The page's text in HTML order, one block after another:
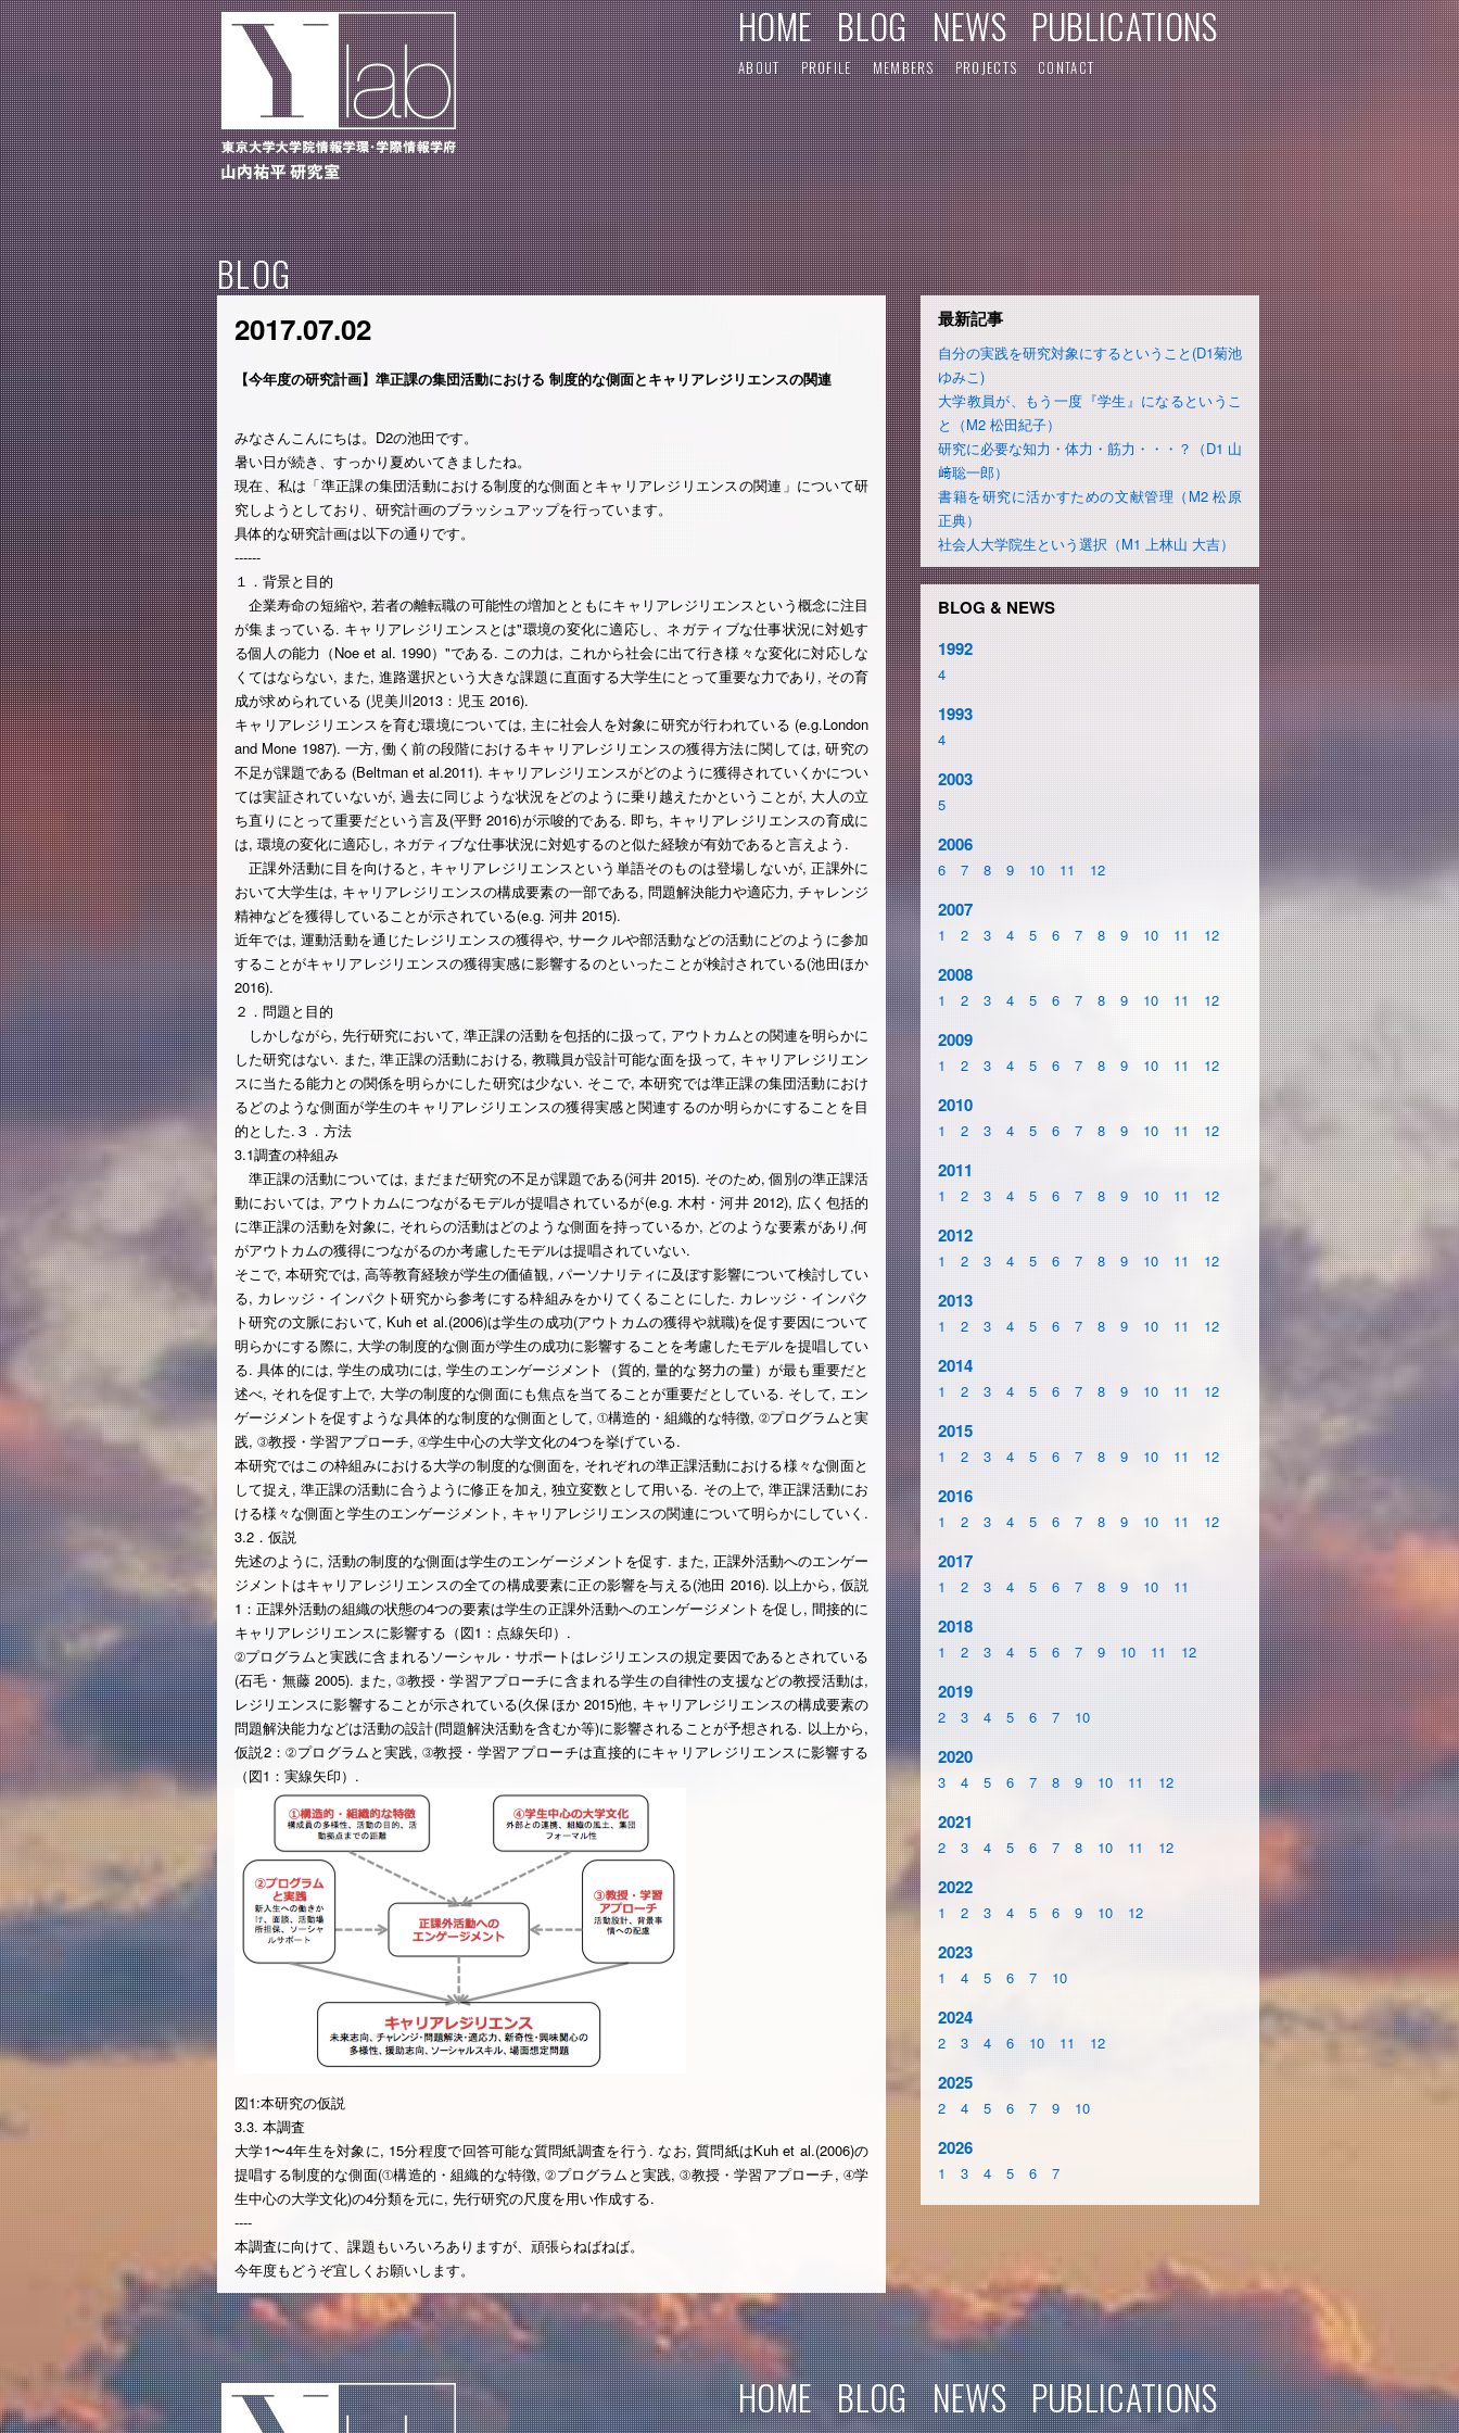
HOME BLOG NEWS PUBLICATIONS
ABOUT PROFILE MEMBERS PROJECTS CONTACT
BLOG
2017.07.02
【今年度の研究計画】準正課の集団活動における 制度的な側面とキャリアレジリエンスの関連
みなさんこんにちは。D2の池田です。
暑い日が続き、すっかり夏めいてきましたね。
現在、私は「準正課の集団活動における制度的な側面とキャリアレジリエンスの関連」について研
究しようとしており、研究計画のブラッシュアップを行っています。
具体的な研究計画は以下の通りです。
------
１．背景と目的
企業寿命の短縮や, 若者の離転職の可能性の増加とともにキャリアレジリエンスという概念に注目
が集まっている. キャリアレジリエンスとは"環境の変化に適応し、ネガティブな仕事状況に対処す
る個人の能力（Noe et al. 1990）"である. この力は, これから社会に出て行き様々な変化に対応しな
くてはならない, また, 進路選択という大きな課題に直面する大学生にとって重要な力であり, その育
成が求められている (児美川2013：児玉 2016).
キャリアレジリエンスを育む環境については, 主に社会人を対象に研究が行われている (e.g.London
and Mone 1987). 一方, 働く前の段階におけるキャリアレジリエンスの獲得方法に関しては, 研究の
不足が課題である (Beltman et al.2011). キャリアレジリエンスがどのように獲得されていくかについ
ては実証されていないが, 過去に同じような状況をどのように乗り越えたかということが, 大人の立
ち直りにとって重要だという言及(平野 2016)が示唆的である. 即ち, キャリアレジリエンスの育成に
は, 環境の変化に適応し, ネガティブな仕事状況に対処するのと似た経験が有効であると言えよう.
正課外活動に目を向けると, キャリアレジリエンスという単語そのものは登場しないが, 正課外に
おいて大学生は, キャリアレジリエンスの構成要素の一部である, 問題解決能力や適応力, チャレンジ
精神などを獲得していることが示されている(e.g. 河井 2015).
近年では, 運動活動を通じたレジリエンスの獲得や, サークルや部活動などの活動にどのように参加
することがキャリアレジリエンスの獲得実感に影響するのといったことが検討されている(池田ほか
2016).
２．問題と目的
しかしながら, 先行研究において, 準正課の活動を包括的に扱って, アウトカムとの関連を明らかに
した研究はない. また, 準正課の活動における, 教職員が設計可能な面を扱って, キャリアレジリエン
スに当たる能力との関係を明らかにした研究は少ない. そこで, 本研究では準正課の集団活動におけ
るどのような側面が学生のキャリアレジリエンスの獲得実感と関連するのか明らかにすることを目
的とした.３．方法
3.1調査の枠組み
準正課の活動については, まだまだ研究の不足が課題である(河井 2015). そのため, 個別の準正課活
動においては, アウトカムにつながるモデルが提唱されているが(e.g. 木村・河井 2012), 広く包括的
に準正課の活動を対象に, それらの活動はどのような側面を持っているか, どのような要素があり,何
がアウトカムの獲得につながるのか考慮したモデルは提唱されていない.
そこで, 本研究では, 高等教育経験が学生の価値観, パーソナリティに及ぼす影響について検討してい
る, カレッジ・インパクト研究から参考にする枠組みをかりてくることにした. カレッジ・インパク
ト研究の文脈において, Kuh et al.(2006)は学生の成功(アウトカムの獲得や就職)を促す要因について
明らかにする際に, 大学の制度的な側面が学生の成功に影響することを考慮したモデルを提唱してい
る. 具体的には, 学生の成功には, 学生のエンゲージメント（質的, 量的な努力の量）が最も重要だと
述べ, それを促す上で, 大学の制度的な側面にも焦点を当てることが重要だとしている. そして, エン
ゲージメントを促すような具体的な制度的な側面として, ①構造的・組織的な特徴, ②プログラムと実
践, ③教授・学習アプローチ, ④学生中心の大学文化の4つを挙げている.
本研究ではこの枠組みにおける大学の制度的な側面を, それぞれの準正課活動における様々な側面と
して捉え, 準正課の活動に合うように修正を加え, 独立変数として用いる. その上で, 準正課活動にお
ける様々な側面と学生のエンゲージメント, キャリアレジリエンスの関連について明らかにしていく.
3.2．仮説
先述のように, 活動の制度的な側面は学生のエンゲージメントを促す. また, 正課外活動へのエンゲー
ジメントはキャリアレジリエンスの全ての構成要素に正の影響を与える(池田 2016). 以上から, 仮説
1：正課外活動の組織の状態の4つの要素は学生の正課外活動へのエンゲージメントを促し, 間接的に
キャリアレジリエンスに影響する（図1：点線矢印）.
②プログラムと実践に含まれるソーシャル・サポートはレジリエンスの規定要因であるとされている
(石毛・無藤 2005). また, ③教授・学習アプローチに含まれる学生の自律性の支援などの教授活動は,
レジリエンスに影響することが示されている(久保ほか 2015)他, キャリアレジリエンスの構成要素の
問題解決能力などは活動の設計(問題解決活動を含むか等)に影響されることが予想される. 以上から,
仮説2：②プログラムと実践, ③教授・学習アプローチは直接的にキャリアレジリエンスに影響する
（図1：実線矢印）.
図1:本研究の仮説
3.3. 本調査
大学1〜4年生を対象に, 15分程度で回答可能な質問紙調査を行う. なお, 質問紙はKuh et al.(2006)の
提唱する制度的な側面(①構造的・組織的な特徴, ②プログラムと実践, ③教授・学習アプローチ, ④学
生中心の大学文化)の4分類を元に, 先行研究の尺度を用い作成する.
----
本調査に向けて、課題もいろいろありますが、頑張らねばねば。
今年度もどうぞ宜しくお願いします。
最新記事
自分の実践を研究対象にするということ(D1菊池
ゆみこ)
大学教員が、もう一度『学生』になるというこ
と（M2 松田紀子）
研究に必要な知力・体力・筋力・・・？（D1 山
﨑聡一郎）
書籍を研究に活かすための文献管理（M2 松原
正典）
社会人大学院生という選択（M1 上林山 大吉）
BLOG & NEWS
1992
4
1993
4
2003
5
2006
6 7 8 9 10 11 12
2007
1 2 3 4 5 6 7 8 9 10 11 12
2008
1 2 3 4 5 6 7 8 9 10 11 12
2009
1 2 3 4 5 6 7 8 9 10 11 12
2010
1 2 3 4 5 6 7 8 9 10 11 12
2011
1 2 3 4 5 6 7 8 9 10 11 12
2012
1 2 3 4 5 6 7 8 9 10 11 12
2013
1 2 3 4 5 6 7 8 9 10 11 12
2014
1 2 3 4 5 6 7 8 9 10 11 12
2015
1 2 3 4 5 6 7 8 9 10 11 12
2016
1 2 3 4 5 6 7 8 9 10 11 12
2017
1 2 3 4 5 6 7 8 9 10 11
2018
1 2 3 4 5 6 7 9 10 11 12
2019
2 3 4 5 6 7 10
2020
3 4 5 6 7 8 9 10 11 12
2021
2 3 4 5 6 7 8 10 11 12
2022
1 2 3 4 5 6 9 10 12
2023
1 4 5 6 7 10
2024
2 3 4 6 10 11 12
2025
2 4 5 6 7 9 10
2026
1 3 4 5 6 7
HOME BLOG NEWS PUBLICATIONS